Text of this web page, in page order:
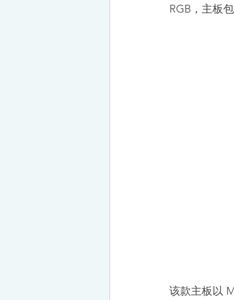
RGB，主板
该款主板以